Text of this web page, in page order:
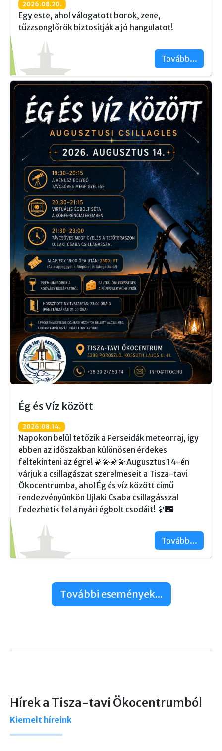
2026.08.20.
Egy este, ahol válogatott borok, zene,
tűzzsonglőrök biztosítják a jó hangulatot!
Tovább...
Ég és Víz között
2026.08.14.
Napokon belül tetőzik a Perseidák meteorraj, így
ebben az időszakban különösen érdekes
feltekinteni az égre! 🌠💫🌠💫Augusztus 14-én
várjuk a csillagászat szerelmeseit a Tisza-tavi
Ökocentrumba, ahol Ég és víz között című
rendezvényünkön Ujlaki Csaba csillagásszal
fedezhetik fel a nyári égbolt csodáit! 🔭🌃
Tovább...
További események...
Hírek a Tisza-tavi Ökocentrumból
Kiemelt híreink